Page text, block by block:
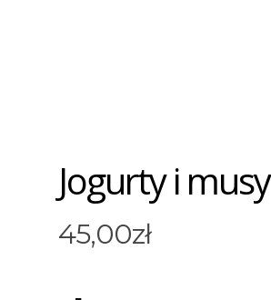
Jogurty i musy
45,00zł